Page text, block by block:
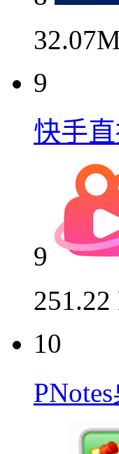
9
快手
9
10